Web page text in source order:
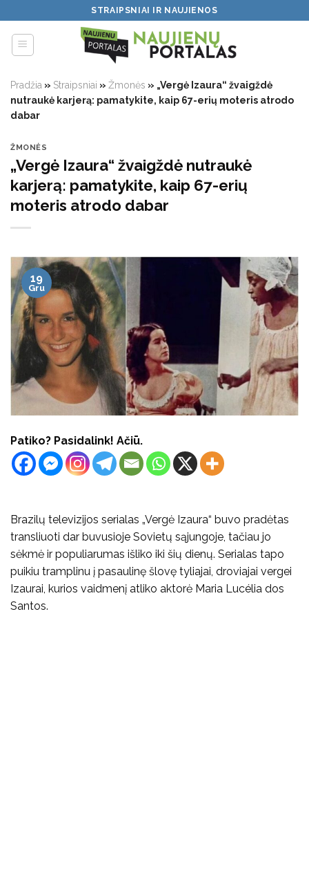
to
content
STRAIPSNIAI IR NAUJIENOS
Pradžia » Straipsniai » Žmonės » „Vergė Izaura“ žvaigždė
nutraukė karjerą: pamatykite, kaip 67-erių moteris atrodo
dabar
ŽMONĖS
„Vergė Izaura“ žvaigždė nutraukė
karjerą: pamatykite, kaip 67-erių
moteris atrodo dabar
19
Gru
Patiko? Pasidalink! Ačiū.
Brazilų televizijos serialas „Vergė Izaura“ buvo pradėtas
transliuoti dar buvusioje Sovietų sąjungoje, tačiau jo
sėkmė ir populiarumas išliko iki šių dienų. Serialas tapo
puikiu tramplinu į pasaulinę šlovę tyliajai, droviajai vergei
Izaurai, kurios vaidmenį atliko aktorė Maria Lucélia dos
Santos.